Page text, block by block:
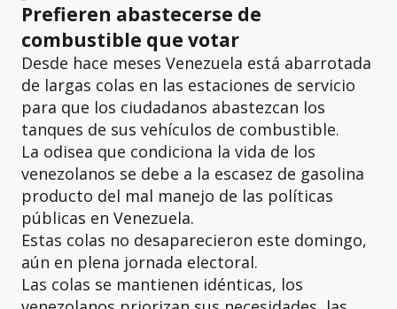
Prefieren abastecerse de
combustible que votar
Desde hace meses Venezuela está abarrotada
de largas colas en las estaciones de servicio
para que los ciudadanos abastezcan los
tanques de sus vehículos de combustible.
La odisea que condiciona la vida de los
venezolanos se debe a la escasez de gasolina
producto del mal manejo de las políticas
públicas en Venezuela.
Estas colas no desaparecieron este domingo,
aún en plena jornada electoral.
Las colas se mantienen idénticas, los